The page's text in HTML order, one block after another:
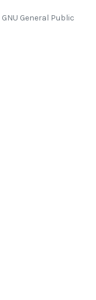
GNU General Public